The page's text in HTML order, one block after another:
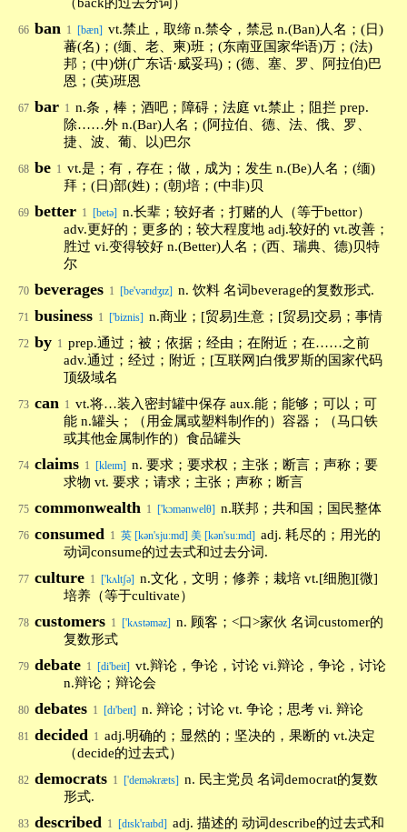
66 ban 1 [bæn] vt.禁止，取缔 n.禁令，禁忌 n.(Ban)人名；(日)
蕃(名)；(缅、老、柬)班；(东南亚国家华语)万；(法)
邦；(中)饼(广东话·威妥玛)；(德、塞、罗、阿拉伯)巴
恩；(英)班恩
67 bar 1 n.条，棒；酒吧；障碍；法庭 vt.禁止；阻拦 prep.
除……外 n.(Bar)人名；(阿拉伯、德、法、俄、罗、
捷、波、葡、以)巴尔
68 be 1 vt.是；有，存在；做，成为；发生 n.(Be)人名；(缅)
拜；(日)部(姓)；(朝)培；(中非)贝
69 better 1 [betə] n.长辈；较好者；打赌的人（等于bettor）
adv.更好的；更多的；较大程度地 adj.较好的 vt.改善；
胜过 vi.变得较好 n.(Better)人名；(西、瑞典、德)贝特
尔
70 beverages 1 [be'vərɪdʒɪz] n. 饮料 名词beverage的复数形式.
71 business 1 ['biznis] n.商业；[贸易]生意；[贸易]交易；事情
72 by 1 prep.通过；被；依据；经由；在附近；在……之前
adv.通过；经过；附近；[互联网]白俄罗斯的国家代码
顶级域名
73 can 1 vt.将…装入密封罐中保存 aux.能；能够；可以；可
能 n.罐头；（用金属或塑料制作的）容器；（马口铁
或其他金属制作的）食品罐头
74 claims 1 [kleɪm] n. 要求；要求权；主张；断言；声称；要
求物 vt. 要求；请求；主张；声称；断言
75 commonwealth 1 ['kɔmənwelθ] n.联邦；共和国；国民整体
76 consumed 1 英 [kən'sjuːmd] 美 [kən'suːmd] adj. 耗尽的；用光的
动词consume的过去式和过去分词.
77 culture 1 ['kʌltʃə] n.文化，文明；修养；栽培 vt.[细胞][微]
培养（等于cultivate）
78 customers 1 ['kʌstəməz] n. 顾客；<口>家伙 名词customer的
复数形式
79 debate 1 [di'beit] vt.辩论，争论，讨论 vi.辩论，争论，讨论
n.辩论；辩论会
80 debates 1 [dɪ'beɪt] n. 辩论；讨论 vt. 争论；思考 vi. 辩论
81 decided 1 adj.明确的；显然的；坚决的，果断的 vt.决定
（decide的过去式）
82 democrats 1 ['deməkræts] n. 民主党员 名词democrat的复数
形式.
83 described 1 [dɪsk'raɪbd] adj. 描述的 动词describe的过去式和